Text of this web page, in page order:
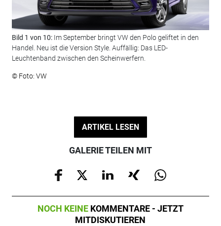
Bild 1 von 10: Im September bringt VW den Polo geliftet in den
Handel. Neu ist die Version Style. Auffällig: Das LED-
Leuchtenband zwischen den Scheinwerfern.
© Foto: VW
ARTIKEL LESEN
GALERIE TEILEN MIT
NOCH KEINE KOMMENTARE - JETZT
MITDISKUTIEREN